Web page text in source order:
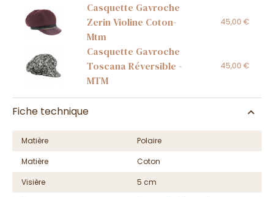
Casquette Gavroche
Zerin Violine Coton-
Mtm
45,00 €
Casquette Gavroche
Toscana Réversible -
MTM
45,00 €
Fiche technique
Matière
Polaire
Matière
Coton
Visière
5 cm